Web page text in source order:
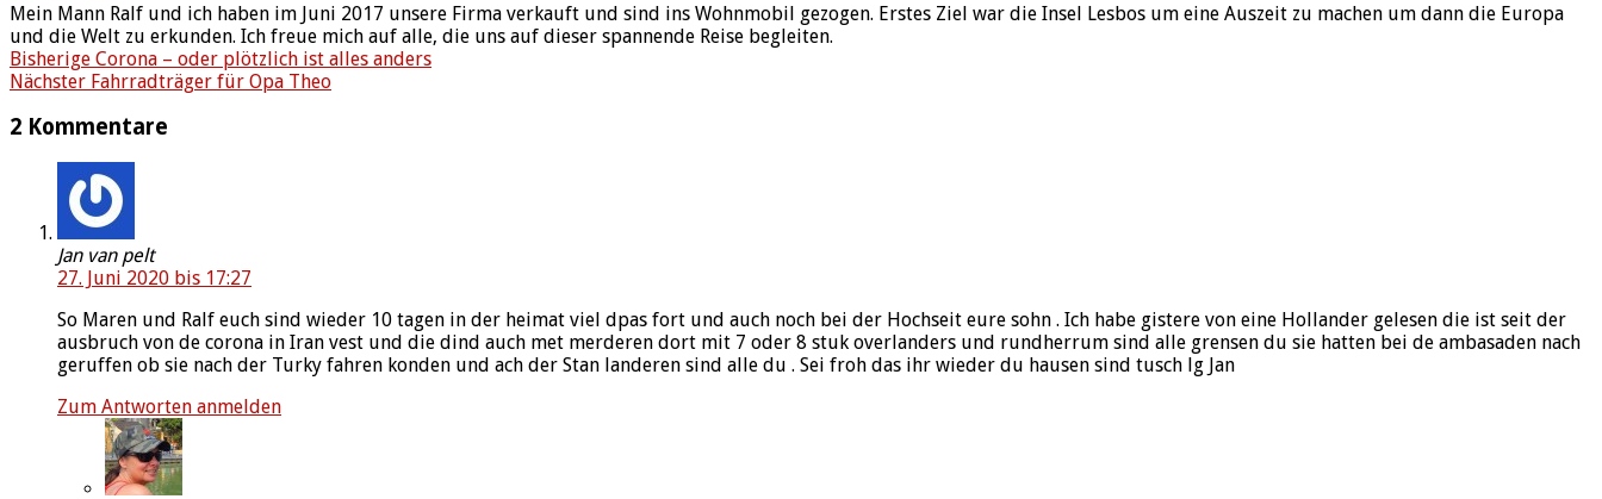
Mein Mann Ralf und ich haben im Juni 2017 unsere Firma verkauft und sind ins Wohnmobil gezogen. Erstes Ziel war die Insel Lesbos um eine Auszeit zu machen um dann die Europa
und die Welt zu erkunden. Ich freue mich auf alle, die uns auf dieser spannende Reise begleiten.
Bisherige Corona – oder plötzlich ist alles anders
Nächster Fahrradträger für Opa Theo
2 Kommentare
Jan van pelt
27. Juni 2020 bis 17:27
So Maren und Ralf euch sind wieder 10 tagen in der heimat viel dpas fort und auch noch bei der Hochseit eure sohn . Ich habe gistere von eine Hollander gelesen die ist seit der
ausbruch von de corona in Iran vest und die dind auch met merderen dort mit 7 oder 8 stuk overlanders und rundherrum sind alle grensen du sie hatten bei de ambasaden nach
geruffen ob sie nach der Turky fahren konden und ach der Stan landeren sind alle du . Sei froh das ihr wieder du hausen sind tusch lg Jan
Zum Antworten anmelden